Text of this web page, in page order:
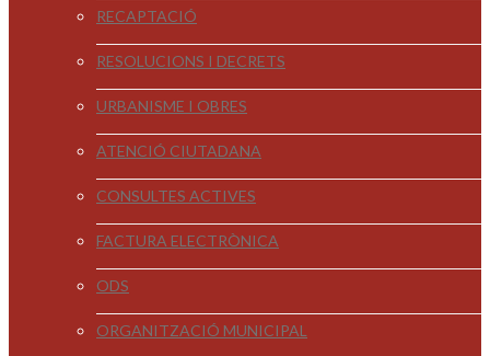
RECAPTACIÓ
RESOLUCIONS I DECRETS
URBANISME I OBRES
ATENCIÓ CIUTADANA
CONSULTES ACTIVES
FACTURA ELECTRÒNICA
ODS
ORGANITZACIÓ MUNICIPAL